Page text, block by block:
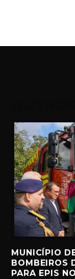
MUNICÍPIO
BOMBEIROS
PARA EPIS